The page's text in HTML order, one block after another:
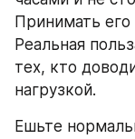
Принимать
Реальная
тех, кто
нагрузкой.
Ешьте